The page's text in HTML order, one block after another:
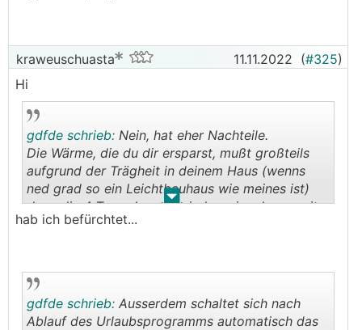
kraweuschuasta 11.11.2022 (#325)
Hi
. .
gdfde schrieb: Nein, hat eher Nachteile.
Die Wärme, die du dir ersparst, mußt großteils
aufgrund der Trägheit in deinem Haus (wenns
ned grad so ein Leichtbauhaus wie meines ist)
dann die 4 Tage danach wieder reinpulvern, mit
entsprechendem Komfortverlust und
hab ich befürchtet...
gdfde schrieb: Ausserdem schaltet sich nach
Ablauf des Urlaubsprogramms automatisch das